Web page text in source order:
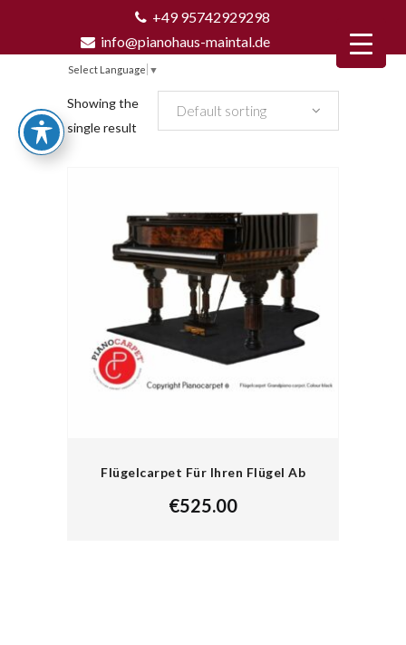
+49 95742929298
info@pianohaus-maintal.de
Select Language ▼
Showing the
single result
Default sorting
Flügelcarpet Für Ihren Flügel Ab
€525.00